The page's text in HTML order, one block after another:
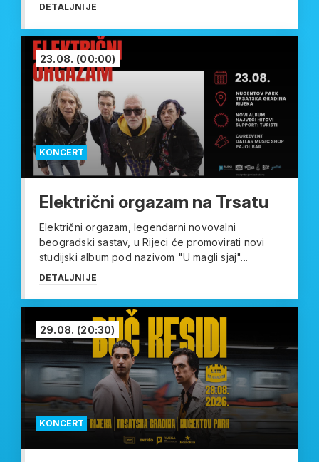
DETALJNIJE
KONCERT
23.08. (00:00)
Električni orgazam na Trsatu
Električni orgazam, legendarni novovalni
beogradski sastav, u Rijeci će promovirati novi
studijski album pod nazivom "U magli sjaj"...
DETALJNIJE
KONCERT
29.08. (20:30)